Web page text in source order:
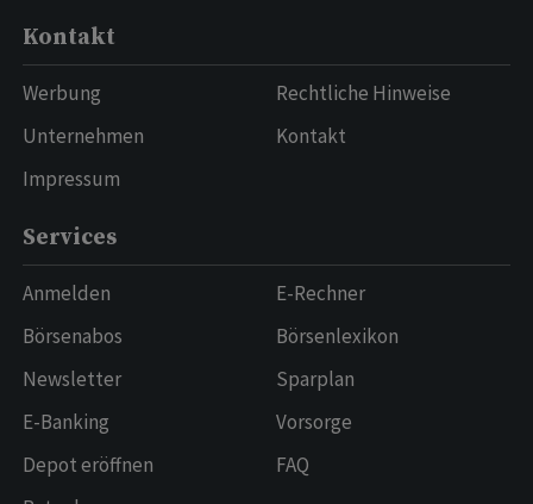
Kontakt
Werbung
Unternehmen
Impressum
Rechtliche Hinweise
Kontakt
Services
Anmelden
Börsenabos
Newsletter
E-Banking
Depot eröffnen
E-Rechner
Börsenlexikon
Sparplan
Vorsorge
FAQ